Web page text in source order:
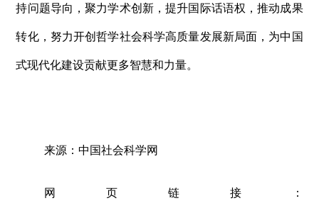
持问题导向，聚力学术创新，提升国际话语权，推动成果
转化，努力开创哲学社会科学高质量发展新局面，为中国
式现代化建设贡献更多智慧和力量。
来源：中国社会科学网
网页链接：